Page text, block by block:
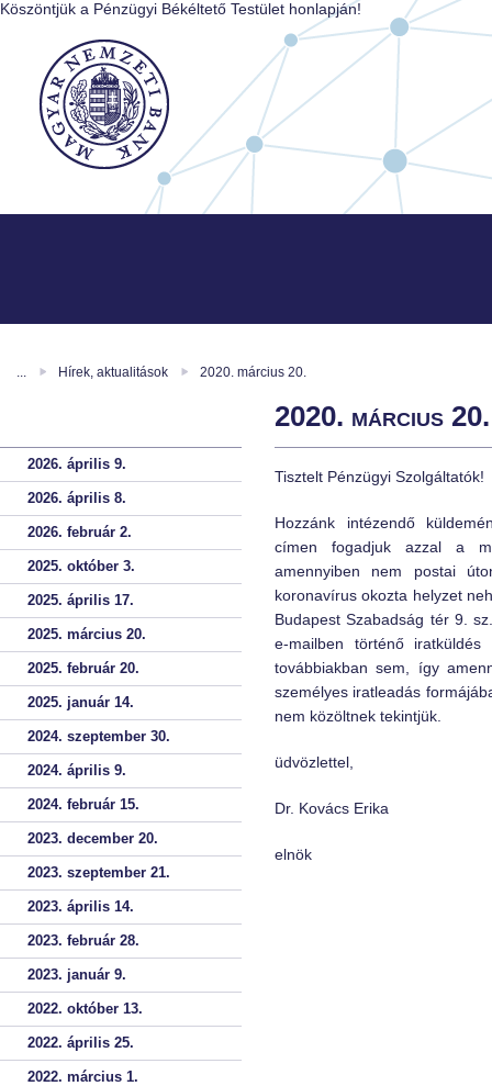
Köszöntjük a Pénzügyi Békéltető Testület honlapján!
... Hírek, aktualitások 2020. március 20.
2026. április 9.
2026. április 8.
2026. február 2.
2025. október 3.
2025. április 17.
2025. március 20.
2025. február 20.
2025. január 14.
2024. szeptember 30.
2024. április 9.
2024. február 15.
2023. december 20.
2023. szeptember 21.
2023. április 14.
2023. február 28.
2023. január 9.
2022. október 13.
2022. április 25.
2022. március 1.
2020. március 20.
Tisztelt Pénzügyi Szolgáltatók!
Hozzánk intézendő
címen fogadjuk azzal a
amennyiben nem postai
koronavírus okozta helyzet
Budapest Szabadság tér 9.
e-mailben történő
továbbiakban sem, így
személyes iratleadás
nem közöltnek tekintjük.
üdvözlettel,
Dr. Kovács Erika
elnök